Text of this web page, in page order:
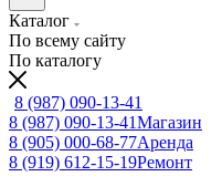
Каталог
По всему сайту
По каталогу
8 (987) 090-13-41
8 (987) 090-13-41Магазин
8 (905) 000-68-77Аренда
8 (919) 612-15-19Ремонт